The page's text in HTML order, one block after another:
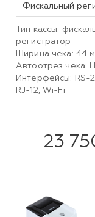
Тип кассы:
регистратор
Ширина чека: 44
Автоотрез чека:
Интерфейсы: RS-
RJ-12, Wi-Fi
23